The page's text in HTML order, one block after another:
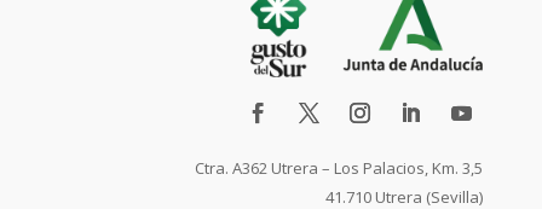
Ctra. A362 Utrera – Los Palacios, Km. 3,5
41.710 Utrera (Sevilla)